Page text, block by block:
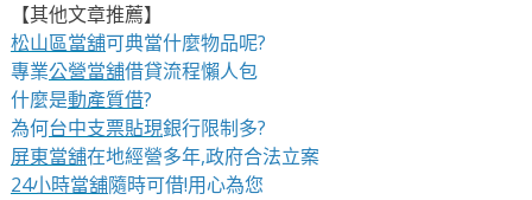
【其他文章推薦】
松山區當舖可典當什麼物品呢?
專業公營當舖借貸流程懶人包
什麼是動產質借?
為何台中支票貼現銀行限制多?
屏東當舖在地經營多年,政府合法立案
24小時當舖隨時可借!用心為您